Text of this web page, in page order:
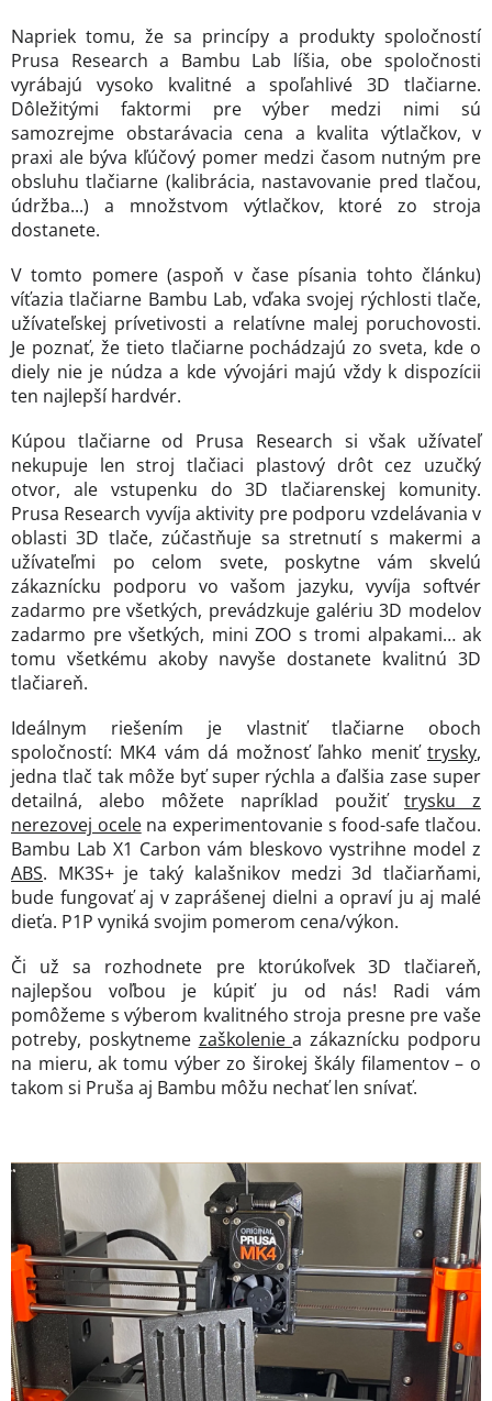
Napriek tomu, že sa princípy a produkty spoločností
Prusa Research a Bambu Lab líšia, obe spoločnosti
vyrábajú vysoko kvalitné a spoľahlivé 3D tlačiarne.
Dôležitými faktormi pre výber medzi nimi sú
samozrejme obstarávacia cena a kvalita výtlačkov, v
praxi ale býva kľúčový pomer medzi časom nutným pre
obsluhu tlačiarne (kalibrácia, nastavovanie pred tlačou,
údržba...) a množstvom výtlačkov, ktoré zo stroja
dostanete.
V tomto pomere (aspoň v čase písania tohto článku)
víťazia tlačiarne Bambu Lab, vďaka svojej rýchlosti tlače,
užívateľskej prívetivosti a relatívne malej poruchovosti.
Je poznať, že tieto tlačiarne pochádzajú zo sveta, kde o
diely nie je núdza a kde vývojári majú vždy k dispozícii
ten najlepší hardvér.
Kúpou tlačiarne od Prusa Research si však užívateľ
nekupuje len stroj tlačiaci plastový drôt cez uzučký
otvor, ale vstupenku do 3D tlačiarenskej komunity.
Prusa Research vyvíja aktivity pre podporu vzdelávania v
oblasti 3D tlače, zúčastňuje sa stretnutí s makermi a
užívateľmi po celom svete, poskytne vám skvelú
zákaznícku podporu vo vašom jazyku, vyvíja softvér
zadarmo pre všetkých, prevádzkuje galériu 3D modelov
zadarmo pre všetkých, mini ZOO s tromi alpakami… ak
tomu všetkému akoby navyše dostanete kvalitnú 3D
tlačiareň.
Ideálnym riešením je vlastniť tlačiarne oboch
spoločností: MK4 vám dá možnosť ľahko meniť trysky,
jedna tlač tak môže byť super rýchla a ďalšia zase super
detailná, alebo môžete napríklad použiť trysku z
nerezovej ocelena experimentovanie s food-safe tlačou.
Bambu Lab X1 Carbon vám bleskovo vystrihne model z
ABS. MK3S+ je taký kalašnikov medzi 3d tlačiarňami,
bude fungovať aj v zaprášenej dielni a opraví ju aj malé
dieťa. P1P vyniká svojim pomerom cena/výkon.
Či už sa rozhodnete pre ktorúkoľvek 3D tlačiareň,
najlepšou voľbou je kúpiť ju od nás! Radi vám
pomôžeme s výberom kvalitného stroja presne pre vaše
potreby, poskytneme zaškoleniea zákaznícku podporu
na mieru, ak tomu výber zo širokej škály filamentov – o
takom si Pruša aj Bambu môžu nechať len snívať.